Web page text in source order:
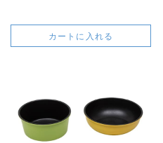
カートに入れる